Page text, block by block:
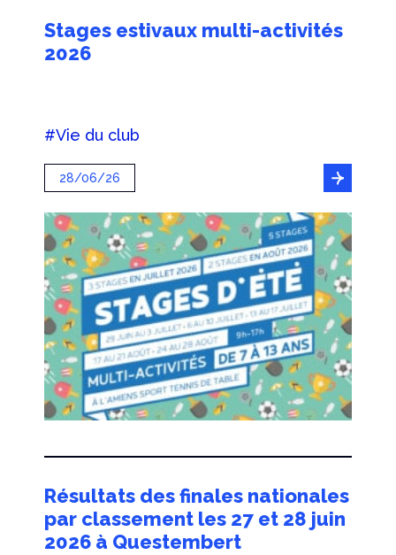
Stages estivaux multi-activités
2026
#Vie du club
28/06/26
Résultats des finales nationales
par classement les 27 et 28 juin
2026 à Questembert